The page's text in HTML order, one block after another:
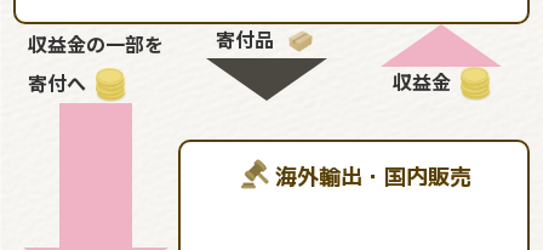
収益金の一部を
寄付へ
寄付品
収益金
海外輸出・国内販売